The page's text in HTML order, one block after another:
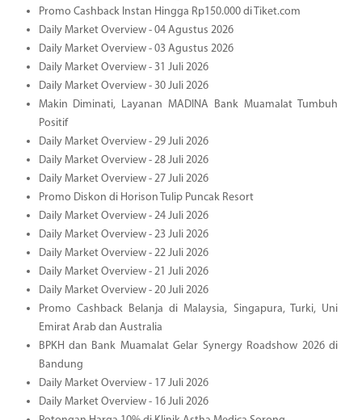
Promo Cashback Instan Hingga Rp150.000 di Tiket.com
Daily Market Overview - 04 Agustus 2026
Daily Market Overview - 03 Agustus 2026
Daily Market Overview - 31 Juli 2026
Daily Market Overview - 30 Juli 2026
Makin Diminati, Layanan MADINA Bank Muamalat Tumbuh
Positif
Daily Market Overview - 29 Juli 2026
Daily Market Overview - 28 Juli 2026
Daily Market Overview - 27 Juli 2026
Promo Diskon di Horison Tulip Puncak Resort
Daily Market Overview - 24 Juli 2026
Daily Market Overview - 23 Juli 2026
Daily Market Overview - 22 Juli 2026
Daily Market Overview - 21 Juli 2026
Daily Market Overview - 20 Juli 2026
Promo Cashback Belanja di Malaysia, Singapura, Turki, Uni
Emirat Arab dan Australia
BPKH dan Bank Muamalat Gelar Synergy Roadshow 2026 di
Bandung
Daily Market Overview - 17 Juli 2026
Daily Market Overview - 16 Juli 2026